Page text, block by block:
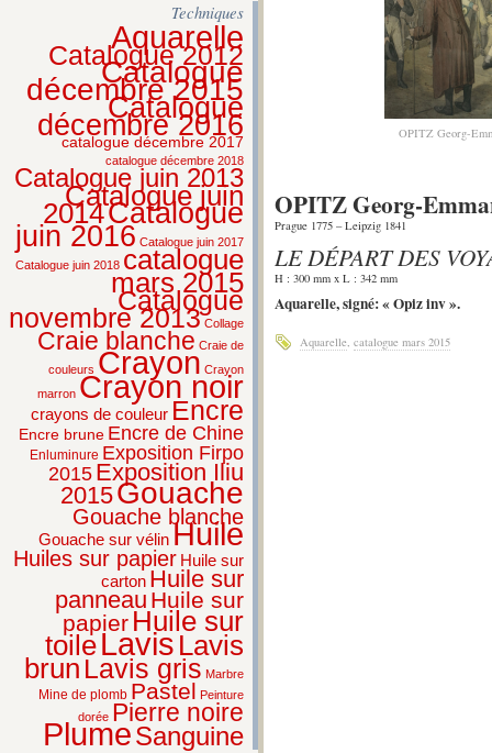
Techniques
Aquarelle
Catalogue 2012
Catalogue
décembre 2015
Catalogue
décembre 2016
catalogue décembre 2017
catalogue décembre 2018
Catalogue juin 2013
Catalogue juin
2014Catalogue
juin 2016 Catalogue juin 2017
Catalogue juin 2018 catalogue
mars 2015
Catalogue
novembre 2013 Collage
Craie blanche Craie de
couleurs Crayon Crayon
marron Crayon noir
crayons de couleur Encre
Encre brune Encre de Chine
Enluminure Exposition Firpo
2015 Exposition Iliu
2015Gouache
Gouache blanche
Gouache sur vélinHuile
Huiles sur papier Huile sur
carton Huile sur
panneau Huile sur
papier Huile sur
toileLavis Lavis
brun Lavis gris Marbre
Mine de plomb Pastel Peinture
dorée Pierre noire
PlumeSanguine
OPITZ Georg-
OPITZ Georg-
Prague 1775 – Leipzig 1841
LE DÉPART DES
H : 300 mm x L : 342 mm
Aquarelle, signé: « Opiz inv ».
Aquarelle catalogue mars 2015